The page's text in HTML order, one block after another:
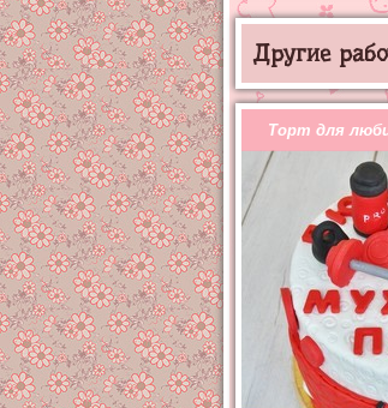
Другие
Торт для